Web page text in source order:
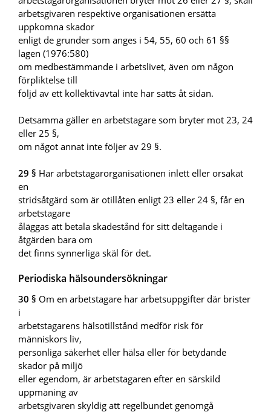
arbetsgivaren respektive organisationen ersätta
uppkomna skador
enligt de grunder som anges i 54, 55, 60 och 61 §§
lagen (1976:580)
om medbestämmande i arbetslivet, även om någon
förpliktelse till
följd av ett kollektivavtal inte har satts åt sidan.
Detsamma gäller en arbetstagare som bryter mot 23, 24
eller 25 §,
om något annat inte följer av 29 §.
29 § Har arbetstagarorganisationen inlett eller orsakat
en
stridsåtgärd som är otillåten enligt 23 eller 24 §, får en
arbetstagare
åläggas att betala skadestånd för sitt deltagande i
åtgärden bara om
det finns synnerliga skäl för det.
Periodiska hälsoundersökningar
30 § Om en arbetstagare har arbetsuppgifter där brister
i
arbetstagarens hälsotillstånd medför risk för
människors liv,
personliga säkerhet eller hälsa eller för betydande
skador på miljö
eller egendom, är arbetstagaren efter en särskild
uppmaning av
arbetsgivaren skyldig att regelbundet genomgå